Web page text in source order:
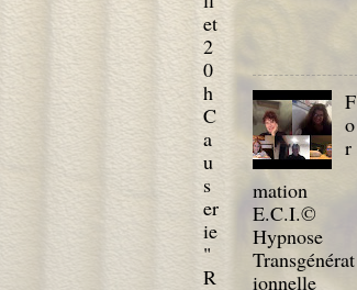
et
2
0
h
C
a
u
s
er
ie
"
R
F
o
r
mation
E.C.I.©
Hypnose
Transgénérat
ionnelle